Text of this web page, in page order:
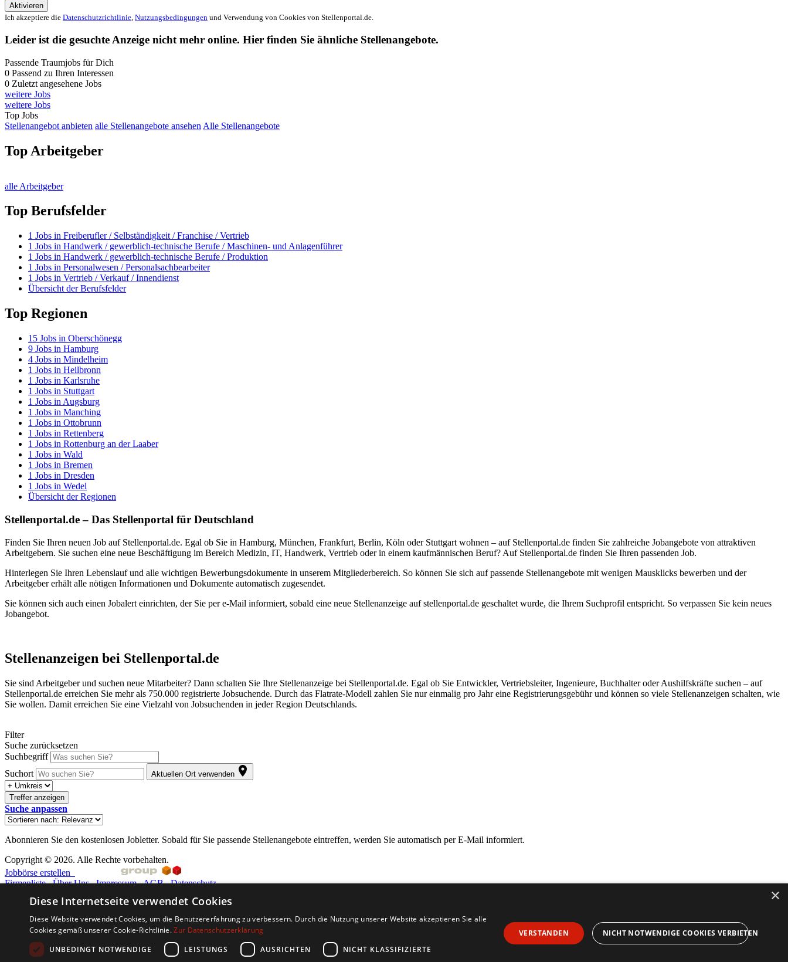
Aktivieren
Ich akzeptiere die Datenschutzrichtlinie, Nutzungsbedingungen und Verwendung von Cookies von Stellenportal.de.
Leider ist die gesuchte Anzeige nicht mehr online. Hier finden Sie ähnliche Stellenangebote.
Passende Traumjobs für Dich
0 Passend zu Ihren Interessen
0 Zuletzt angesehene Jobs
weitere Jobs
weitere Jobs
Top Jobs
Stellenangebot anbieten alle Stellenangebote ansehen Alle Stellenangebote
Top Arbeitgeber
alle Arbeitgeber
Top Berufsfelder
1 Jobs in Freiberufler / Selbständigkeit / Franchise / Vertrieb
1 Jobs in Handwerk / gewerblich-technische Berufe / Maschinen- und Anlagenführer
1 Jobs in Handwerk / gewerblich-technische Berufe / Produktion
1 Jobs in Personalwesen / Personalsachbearbeiter
1 Jobs in Vertrieb / Verkauf / Innendienst
Übersicht der Berufsfelder
Top Regionen
15 Jobs in Oberschönegg
9 Jobs in Hamburg
4 Jobs in Mindelheim
1 Jobs in Heilbronn
1 Jobs in Karlsruhe
1 Jobs in Stuttgart
1 Jobs in Augsburg
1 Jobs in Manching
1 Jobs in Ottobrunn
1 Jobs in Rettenberg
1 Jobs in Rottenburg an der Laaber
1 Jobs in Wald
1 Jobs in Bremen
1 Jobs in Dresden
1 Jobs in Wedel
Übersicht der Regionen
Stellenportal.de – Das Stellenportal für Deutschland
Finden Sie Ihren neuen Job auf Stellenportal.de. Egal ob Sie in Hamburg, München, Frankfurt, Berlin, Köln oder Stuttgart wohnen – auf Stellenportal.de finden Sie zahlreiche Jobangebote von attraktiven
Arbeitgebern. Sie suchen eine neue Beschäftigung im Bereich Medizin, IT, Handwerk, Vertrieb oder in einem kaufmännischen Beruf? Auf Stellenportal.de finden Sie Ihren passenden Job.
Hinterlegen Sie Ihren Lebenslauf und alle wichtigen Bewerbungsdokumente in unserem Mitgliederbereich. So können Sie sich auf passende Stellenangebote mit wenigen Mausklicks bewerben und der
Arbeitgeber erhält alle nötigen Informationen und Dokumente automatisch zugesendet.
Sie können sich auch einen Jobalert einrichten, der Sie per e-Mail informiert, sobald eine neue Stellenanzeige auf stellenportal.de geschaltet wurde, die Ihrem Suchprofil entspricht. So verpassen Sie kein neues
Jobangebot.
Stellenanzeigen bei Stellenportal.de
Sie sind Arbeitgeber und suchen neue Mitarbeiter? Dann schalten Sie Ihre Stellenanzeige bei Stellenportal.de. Egal ob Sie Entwickler, Vertriebsleiter, Ingenieure, Buchhalter oder Aushilfskräfte suchen – auf
Stellenportal.de erreichen Sie mehr als 750.000 registrierte Jobsuchende. Durch das Flatrate-Modell zahlen Sie nur einmalig pro Jahr eine Registrierungsgebühr und können so viele Stellenanzeigen schalten, wie
Sie wollen. Damit erreichen Sie eine Vielzahl von Jobsuchenden in jeder Region Deutschlands.
Filter
Suche zurücksetzen
Suchbegriff
Suchort
Aktuellen Ort verwenden
Treffer anzeigen
Suche anpassen
Abonnieren Sie den kostenlosen Jobletter. Sobald für Sie passende Stellenangebote eintreffen, werden Sie automatisch per E-Mail informiert.
Copyright © 2026. Alle Rechte vorbehalten.
Jobbörse erstellen
Firmenliste
Über Uns Impressum AGB
Datenschutz
Barriere melden
Kontrastmodus aktivieren
Barrierefreiheit
zur Navigation
zum Inhalt
×
Diese Internetseite verwendet Cookies
Diese Website verwendet Cookies, um die Benutzererfahrung zu verbessern. Durch die Nutzung unserer Website akzeptieren Sie alle
Cookies gemäß unserer Cookie-Richtlinie.Zur Datenschutzerklärung
UNBEDINGT NOTWENDIGE
LEISTUNGS AUSRICHTEN NICHT KLASSIFIZIERTE
VERSTANDEN NICHT NOTWENDIGE COOKIES VERBIETEN